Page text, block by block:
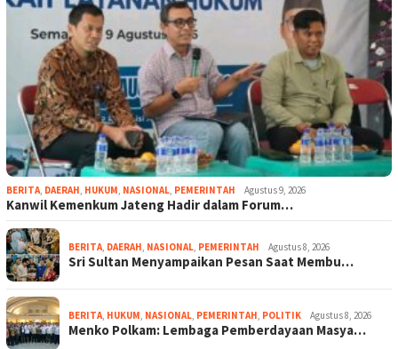
BERITA, DAERAH, HUKUM, NASIONAL, PEMERINTAH Agustus 9, 2026
Kanwil Kemenkum Jateng Hadir dalam Forum…
BERITA, DAERAH, NASIONAL, PEMERINTAH Agustus 8, 2026
Sri Sultan Menyampaikan Pesan Saat Membu…
BERITA, HUKUM, NASIONAL, PEMERINTAH, POLITIK Agustus 8, 2026
Menko Polkam: Lembaga Pemberdayaan Masya…